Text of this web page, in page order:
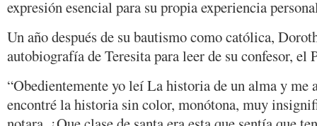
expresión esencial para su propia experiencia
Un año después de su bautismo como católica,
autobiografía de Teresita para leer de su confesor, el
“Obedientemente yo leí La historia de un alma y me
encontré la historia sin color, monótona, muy